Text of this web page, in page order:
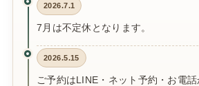
2026.7.1
7月は不定休となります。
2026.5.15
ご予約はLINE・ネット予約・お電